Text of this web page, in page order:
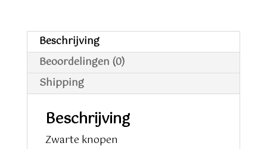
Beschrijving
Beoordelingen (0)
Shipping
Beschrijving
Zwarte knopen